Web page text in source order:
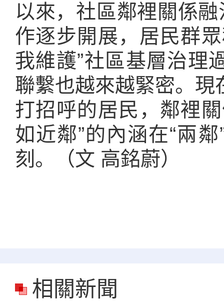
以來，社區鄰裡關係融
作逐步開展，居民群
我維護”社區基層治理
聯繫也越來越緊密。
打招呼的居民，鄰裡
如近鄰”的內涵在“兩
刻。（文 高銘蔚）
相關新聞